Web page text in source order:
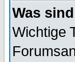
Was
Wichtige